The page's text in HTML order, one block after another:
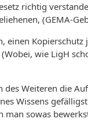
richtig
(GEMA-
einen
wie LigH
Weiteren die
Wissens
man sowas